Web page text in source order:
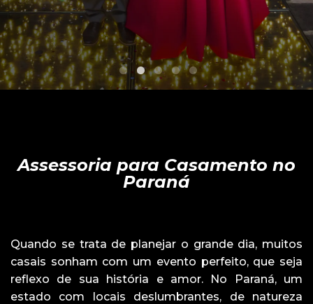
Assessoria para Casamento no
Paraná
Quando se trata de planejar o grande dia, muitos
casais sonham com um evento perfeito, que seja
reflexo de sua história e amor. No Paraná, um
estado com locais deslumbrantes, de natureza